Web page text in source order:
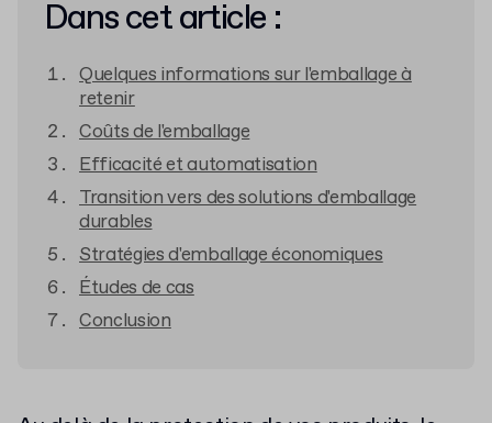
Dans cet article :
Quelques informations sur l'emballage à
retenir
Coûts de l'emballage
Efficacité et automatisation
Transition vers des solutions d'emballage
durables
Stratégies d'emballage économiques
Études de cas
Conclusion